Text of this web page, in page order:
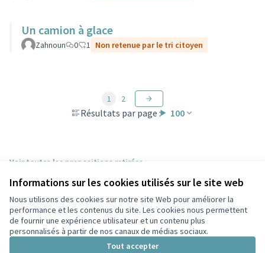
Informations sur les cookies utilisés sur le site web
Nous utilisons des cookies sur notre site Web pour améliorer la
performance et les contenus du site. Les cookies nous permettent
de fournir une expérience utilisateur et un contenu plus
personnalisés à partir de nos canaux de médias sociaux.
Tout accepter
Un camion à glace
Zahnoun 0 1 Non retenue par le tri citoyen
Résultats par page : 100
1 2
Voir toutes les propositions retirées
Conditions d'utilisation
Paramètres des cookies
Participez Villeurbanne sur X
(Lien externe)
Participez Villeurbanne sur Facebook
Participez Villeurbanne sur Instagram
Participez Villeurbanne sur YouTube
(Lien externe)